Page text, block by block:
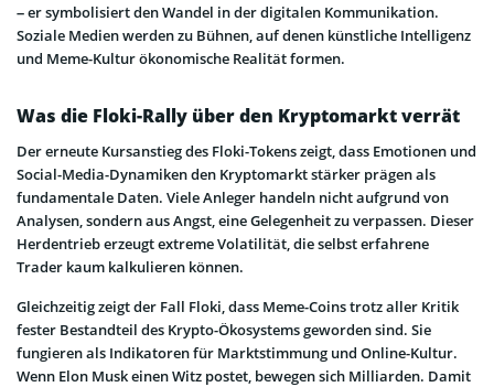
– er symbolisiert den Wandel in der digitalen Kommunikation.
Soziale Medien werden zu Bühnen, auf denen künstliche Intelligenz
und Meme-Kultur ökonomische Realität formen.
Was die Floki-Rally über den Kryptomarkt verrät
Der erneute Kursanstieg des Floki-Tokens zeigt, dass Emotionen und
Social-Media-Dynamiken den Kryptomarkt stärker prägen als
fundamentale Daten. Viele Anleger handeln nicht aufgrund von
Analysen, sondern aus Angst, eine Gelegenheit zu verpassen. Dieser
Herdentrieb erzeugt extreme Volatilität, die selbst erfahrene
Trader kaum kalkulieren können.
Gleichzeitig zeigt der Fall Floki, dass Meme-Coins trotz aller Kritik
fester Bestandteil des Krypto-Ökosystems geworden sind. Sie
fungieren als Indikatoren für Marktstimmung und Online-Kultur.
Wenn Elon Musk einen Witz postet, bewegen sich Milliarden. Damit